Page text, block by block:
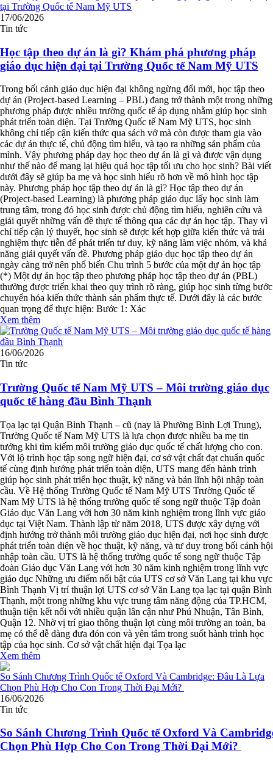
17/06/2026
Tin tức
Học tập theo dự án là gì? Khám phá phương pháp
giáo dục hiện đại tại Trường Quốc tế Nam Mỹ UTS
Trong bối cảnh giáo dục hiện đại không ngừng đổi mới, học tập theo
dự án (Project-based Learning – PBL) đang trở thành một trong những
phương pháp được nhiều trường quốc tế áp dụng nhằm giúp học sinh
phát triển toàn diện. Tại Trường Quốc tế Nam Mỹ UTS, học sinh
không chỉ tiếp cận kiến thức qua sách vở mà còn được tham gia vào
các dự án thực tế, chủ động tìm hiểu, và tạo ra những sản phẩm của
mình. Vậy phương pháp dạy học theo dự án là gì và được vận dụng
như thế nào để mang lại hiệu quả học tập tối ưu cho học sinh? Bài viết
dưới đây sẽ giúp ba mẹ và học sinh hiểu rõ hơn về mô hình học tập
này. Phương pháp học tập theo dự án là gì? Học tập theo dự án
(Project-based Learning) là phương pháp giáo dục lấy học sinh làm
trung tâm, trong đó học sinh được chủ động tìm hiểu, nghiên cứu và
giải quyết những vấn đề thực tế thông qua các dự án học tập. Thay vì
chỉ tiếp cận lý thuyết, học sinh sẽ được kết hợp giữa kiến thức và trải
nghiệm thực tiễn để phát triển tư duy, kỹ năng làm việc nhóm, và khả
năng giải quyết vấn đề. Phương pháp giáo dục học tập theo dự án
ngày càng trở nên phổ biến Chu trình 5 bước của một dự án học tập
(*) Một dự án học tập theo phương pháp học tập theo dự án (PBL)
thường được triển khai theo quy trình rõ ràng, giúp học sinh từng bước
chuyển hóa kiến thức thành sản phẩm thực tế. Dưới đây là các bước
quan trọng để thực hiện: Bước 1: Xác
Xem thêm
16/06/2026
Tin tức
Trường Quốc tế Nam Mỹ UTS – Môi trường giáo dục
quốc tế hàng đầu Bình Thạnh
Tọa lạc tại Quận Bình Thạnh – cũ (nay là Phường Bình Lợi Trung),
Trường Quốc tế Nam Mỹ UTS là lựa chọn được nhiều ba mẹ tin
tưởng khi tìm kiếm môi trường giáo dục quốc tế chất lượng cho con.
Với lộ trình học tập song ngữ hiện đại, cơ sở vật chất đạt chuẩn quốc
tế cùng định hướng phát triển toàn diện, UTS mang đến hành trình
giúp học sinh phát triển học thuật, kỹ năng và bản lĩnh hội nhập toàn
cầu. Về Hệ thống Trường Quốc tế Nam Mỹ UTS Trường Quốc tế
Nam Mỹ UTS là hệ thống trường quốc tế song ngữ thuộc Tập đoàn
Giáo dục Văn Lang với hơn 30 năm kinh nghiệm trong lĩnh vực giáo
dục tại Việt Nam. Thành lập từ năm 2018, UTS được xây dựng với
định hướng trở thành môi trường giáo dục hiện đại, nơi học sinh được
phát triển toàn diện về học thuật, kỹ năng, và tư duy trong bối cảnh hội
nhập toàn cầu. UTS là hệ thống trường quốc tế song ngữ thuộc Tập
đoàn Giáo dục Văn Lang với hơn 30 năm kinh nghiệm trong lĩnh vực
giáo dục Những ưu điểm nổi bật của UTS cơ sở Văn Lang tại khu vực
Bình Thạnh Vị trí thuận lợi UTS cơ sở Văn Lang tọa lạc tại quận Bình
Thạnh, một trong những khu vực trung tâm năng động của TP.HCM,
thuận tiện kết nối với nhiều quận lân cận như Phú Nhuận, Tân Bình,
Quận 12. Nhờ vị trí giao thông thuận lợi cùng môi trường an toàn, ba
mẹ có thể dễ dàng đưa đón con và yên tâm trong suốt hành trình học
tập của học sinh. Cơ sở vật chất hiện đại Tọa lạc
Xem thêm
16/06/2026
Tin tức
So Sánh Chương Trình Quốc tế Oxford Và
Chọn Phù Hợp Cho Con Trong Thời Đại Mới?